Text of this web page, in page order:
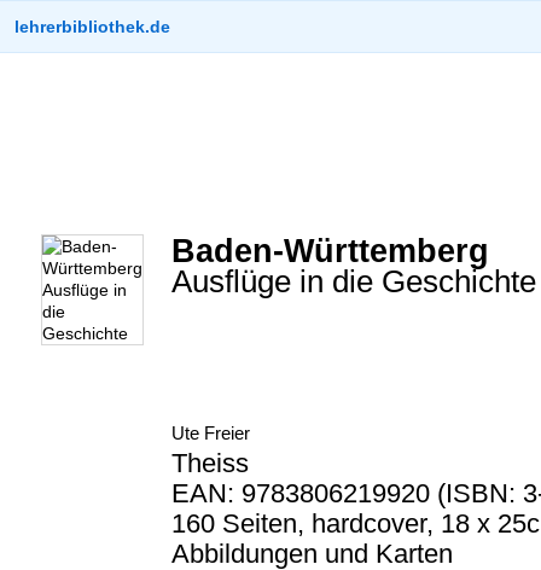
lehrerbibliothek.de
Baden-Württemberg
Ausflüge in die Geschichte
Ute Freier
Theiss
EAN: 9783806219920 (ISBN:
160 Seiten, hardcover, 18 x
Abbildungen und Karten